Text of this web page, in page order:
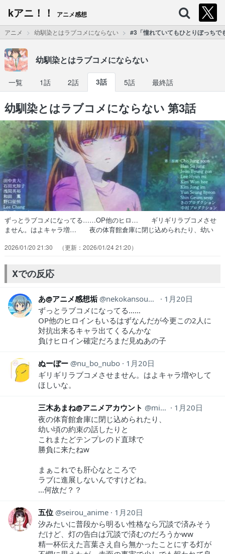
kアニ！！ アニメ感想
アニメ 幼馴染とはラブコメにならない #3「憧れていてもひとりぼっちで
幼馴染とはラブコメにならない
一覧 1話 2話 3話 5話 最終話
幼馴染とはラブコメにならない 第3話
ずっとラブコメになってる……OP他のヒロ… ギリギリラブコメさせ
ません。はよキャラ増… 夜の体育館倉庫に閉じ込められたり、幼い
もひとりぼっちでも夜の学校で… 最近のラブコメのキャラって「相手
ぇ、ベッタベタのラブコメ！今回は汐… ギリギリまでどっちに入れる
か悩んでたんか… 元から幼馴染の距離感ではないとはいえ、恋…
2026/01/20 21:30 2026/01/24 21:20
Xでの反応
あ@アニメ感想垢 nekokansouyox
1月20日
ずっとラブコメになってる……
OP他のヒロインもいるはずなんだが今更この2人に
対抗出来るキャラ出てくるんかな
負けヒロイン確定だろまだ見ぬあの子
ぬーぼー nu_bo_nubo
1月20日
ギリギリラブコメさせません。はよキャラ増やして
ほしいな。
三木あまね@アニメアカウント mikianimeaka
1月20日
夜の体育館倉庫に閉じ込められたり、
幼い頃の約束の話したりと
これまたどテンプレのド直球で
勝負に来たねw
まぁこれでも肝心なところで
ラブに進展しないんですけどね。
...何故だ？？
五位 seirou_anime
1月20日
汐みたいに普段から明るい性格なら冗談で済みそう
だけど、灯の告白は冗談で済むのだろうかww
精一杯伝えた言葉さえ自ら無かったことにする灯が